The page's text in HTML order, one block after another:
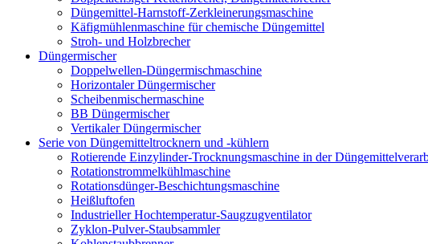
Düngemittel-Harnstoff-Zerkleinerungsmaschine
Käfigmühlenmaschine für chemische Düngemittel
Stroh- und Holzbrecher
Düngermischer
Doppelwellen-Düngermischmaschine
Horizontaler Düngermischer
Scheibenmischermaschine
BB Düngermischer
Vertikaler Düngermischer
Serie von Düngemitteltrocknern und -kühlern
Rotierende Einzylinder-Trocknungsmaschine in der
Rotationstrommelkühlmaschine
Rotationsdünger-Beschichtungsmaschine
Heißluftofen
Industrieller Hochtemperatur-Saugzugventilator
Zyklon-Pulver-Staubsammler